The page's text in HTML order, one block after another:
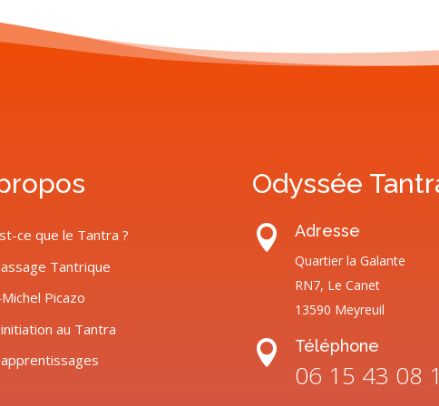
ce que le Tantra ?
Tantrique
Michel Picazo
au Tantra
Odyssée
 Adresse
Quartier la Galante
RN7, Le Canet
13590 Meyreuil
 Téléphone
06 15 43 08